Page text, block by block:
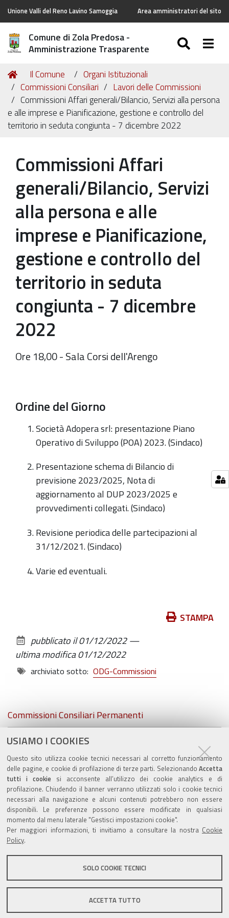
USIAMO I COOKIES
Questo sito utilizza cookie tecnici necessari al corretto funzionamento
delle pagine, e cookie di profilazione di terze parti. Selezionando Accetta
tutti i cookiesi acconsente all’utilizzo dei cookie analytics e di
profilazione. Chiudendo il banner verranno utilizzati solo i cookie tecnici
necessari alla navigazione e alcuni contenuti potrebbero non essere
disponibili. Le preferenze possono essere modificate in qualsiasi
momento dal menu laterale "Gestisci impostazioni cookie".
Per maggiori informazioni, ti invitiamo a consultare la nostra Cookie
Policy.
SOLO COOKIE TECNICI
ACCETTA TUTTO
Unione Valli del Reno Lavino Samoggia Area amministratori del sito
Comune di Zola Predosa -
Amministrazione Trasparente
Tu
sei
qui:
Home
Il Comune
Organi Istituzionali
Commissioni Consiliari
Lavori delle Commissioni
Commissioni Affari generali/Bilancio, Servizi alla persona
e alle imprese e Pianificazione, gestione e controllo del
territorio in seduta congiunta - 7 dicembre 2022
Commissioni Affari
generali/Bilancio, Servizi
alla persona e alle
imprese e Pianificazione,
gestione e controllo del
territorio in seduta
congiunta - 7 dicembre
2022
Ore 18,00 - Sala Corsi dell'Arengo
Ordine del Giorno
Società Adopera srl: presentazione Piano
Operativo di Sviluppo (POA) 2023. (Sindaco)
Presentazione schema di Bilancio di
previsione 2023/2025, Nota di
aggiornamento al DUP 2023/2025 e
provvedimenti collegati. (Sindaco)
Revisione periodica delle partecipazioni al
31/12/2021. (Sindaco)
Varie ed eventuali.
documento
STAMPA
pubblicato il01/12/2022—
ultima modifica01/12/2022
archiviato sotto: ODG-Commissioni
Navigazione
Commissioni Consiliari Permanenti
Commissione Elettorale comunale
Lavori delle Commissioni
Valuta questo sito
Sito istituzionale Comune di Zola Predosa